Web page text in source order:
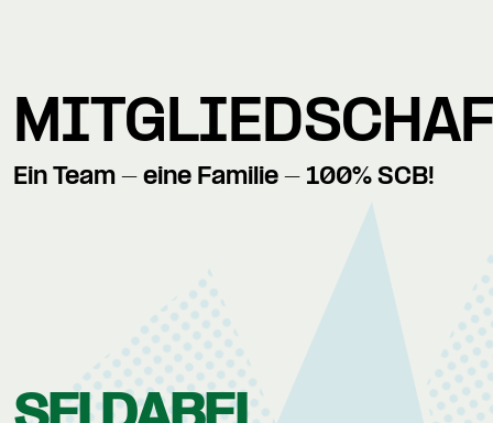
Ein Team - eine Familie - 100% SCB!